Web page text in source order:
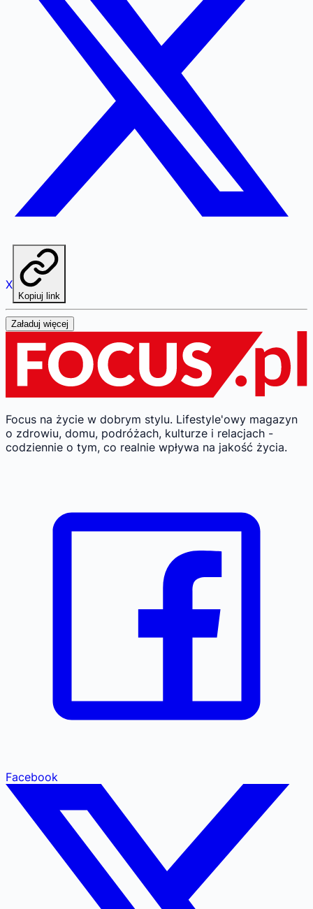
X
Kopiuj link
Załaduj więcej
Focus na życie w dobrym stylu. Lifestyle'owy magazyn
o zdrowiu, domu, podróżach, kulturze i relacjach -
codziennie o tym, co realnie wpływa na jakość życia.
Facebook